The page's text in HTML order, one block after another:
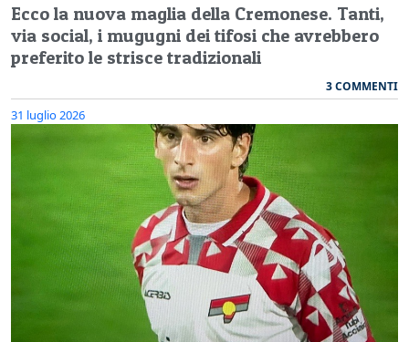
Ecco la nuova maglia della Cremonese. Tanti,
via social, i mugugni dei tifosi che avrebbero
preferito le strisce tradizionali
3 COMMENTI
31 luglio 2026